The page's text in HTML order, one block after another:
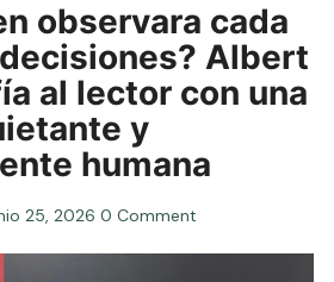
observara cada
Albert
al lector con una
y
humana
25, 2026 0 Comment